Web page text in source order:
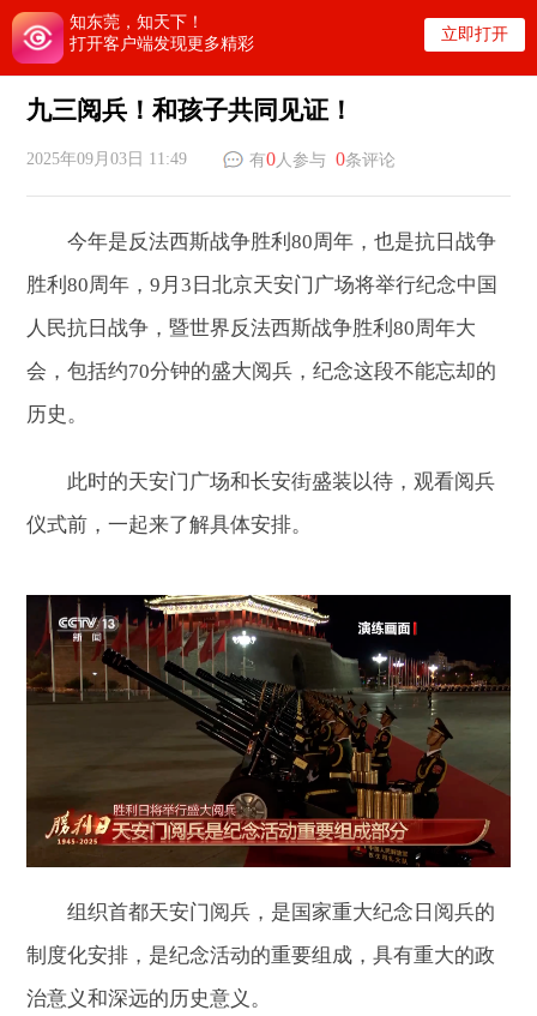
知东莞，知天下！
打开客户端发现更多精彩
立即打开
九三阅兵！和孩子共同见证！
2025年09月03日 11:49 有0人参与0条评论
今年是反法西斯战争胜利80周年，也是抗日战争
胜利80周年，9月3日北京天安门广场将举行纪念中国
人民抗日战争，暨世界反法西斯战争胜利80周年大
会，包括约70分钟的盛大阅兵，纪念这段不能忘却的
历史。
此时的天安门广场和长安街盛装以待，观看阅兵
仪式前，一起来了解具体安排。
组织首都天安门阅兵，是国家重大纪念日阅兵的
制度化安排，是纪念活动的重要组成，具有重大的政
治意义和深远的历史意义。